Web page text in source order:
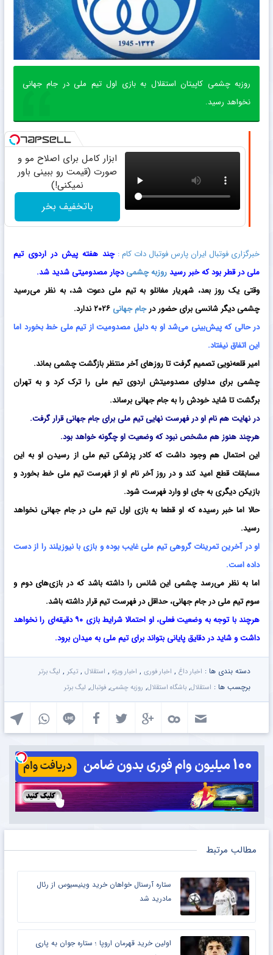
روزبه چشمی کاپیتان استقلال به بازی اول تیم ملی در جام جهانی
نخواهد رسید.
ابزار کامل برای اصلاح مو و
صورت (قیمت رو ببینی باور
نمیکنی!)
باتخفیف بخر
خبرگزاری فوتبال ایران پارس فوتبال دات کام : چند هفته پیش در اردوی تیم
ملی در قطر بود که خبر رسیدروزبه چشمیدچار مصدومیتی شدید شد.
وقتی یک روز بعد، شهریار مغانلو به تیم ملی دعوت شد، به نظر می‌رسید
چشمی دیگر شانسی برای حضور درجام جهانی
در حالی که پیش‌بینی می‌شد او به دلیل مصدومیت از تیم ملی خط بخورد اما
این اتفاق نیفتاد.
امیر قلعه‎‌نویی تصمیم گرفت تا روزهای آخر منتظر بازگشت چشمی بماند.
چشمی برای مداوای مصدومیتش اردوی تیم ملی را ترک کرد و به تهران
برگشت تا شاید خودش را به جام جهانی برساند.
در نهایت هم نام او در فهرست نهایی تیم ملی برای جام جهانی قرار گرفت.
هرچند هنوز هم مشخص نبود که وضعیت او چگونه خواهد بود.
این احتمال هم وجود داشت که کادر پزشکی تیم ملی از رسیدن او به این
مسابقات قطع امید کند و در روز آخر نام او از فهرست تیم ملی خط بخورد و
بازیکن دیگری به جای او وارد فهرست شود.
حالا اما خبر رسیده که او قطعا به بازی اول تیم ملی در جام جهانی نخواهد
رسید.
او در آخرین تمرینات گروهی تیم ملی غایب بوده و بازی با نیوزیلند را از دست
داده است.
اما به نظر می‌رسد چشمی این شانس را داشته باشد که در بازی‌های دوم و
سوم تیم ملی در جام جهانی، حداقل در فهرست تیم قرار داشته باشد.
هرچند با توجه به وضعیت فعلی، او احتمالا شرایط بازی ۹۰ دقیقه‌ای را نخواهد
داشت و شاید در دقایق پایانی بتواند برای تیم ملی به میدان برود.
دسته بندی ها : اخبار داغ , اخبار فوری , اخبار ویژه , استقلال , تیکر , لیگ برتر
برچسب ها : استقلال, باشگاه استقلال, روزبه چشمی, فوتبال, لیگ برتر
مطالب مرتبط
ستاره آرسنال خواهان خرید وینیسیوس از رئال
مادرید شد
اولین خرید قهرمان اروپا ؛ ستاره جوان به پاری